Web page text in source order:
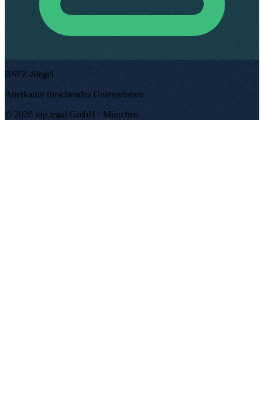
BSFZ-Siegel
Anerkannt forschendes Unternehmen
© 2026 top.legal GmbH · München